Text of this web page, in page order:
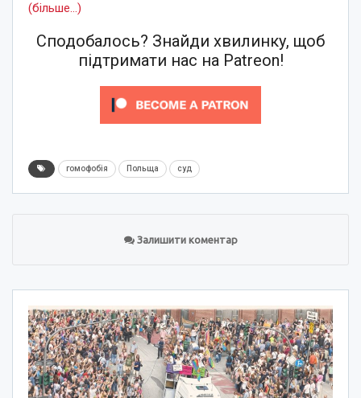
(більше…)
Сподобалось? Знайди хвилинку, щоб
підтримати нас на Patreon!
гомофобія Польща суд
Залишити коментар